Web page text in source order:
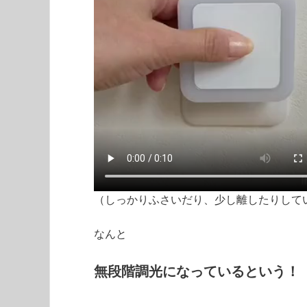
（しっかりふさいだり、少し離したりして
なんと
無段階調光になっているという！